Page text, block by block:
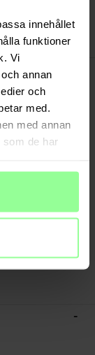
innehållet
funktioner
Vi
annan
och
med.
med annan
som de har
dich - im Training
Tagesoutfit
-